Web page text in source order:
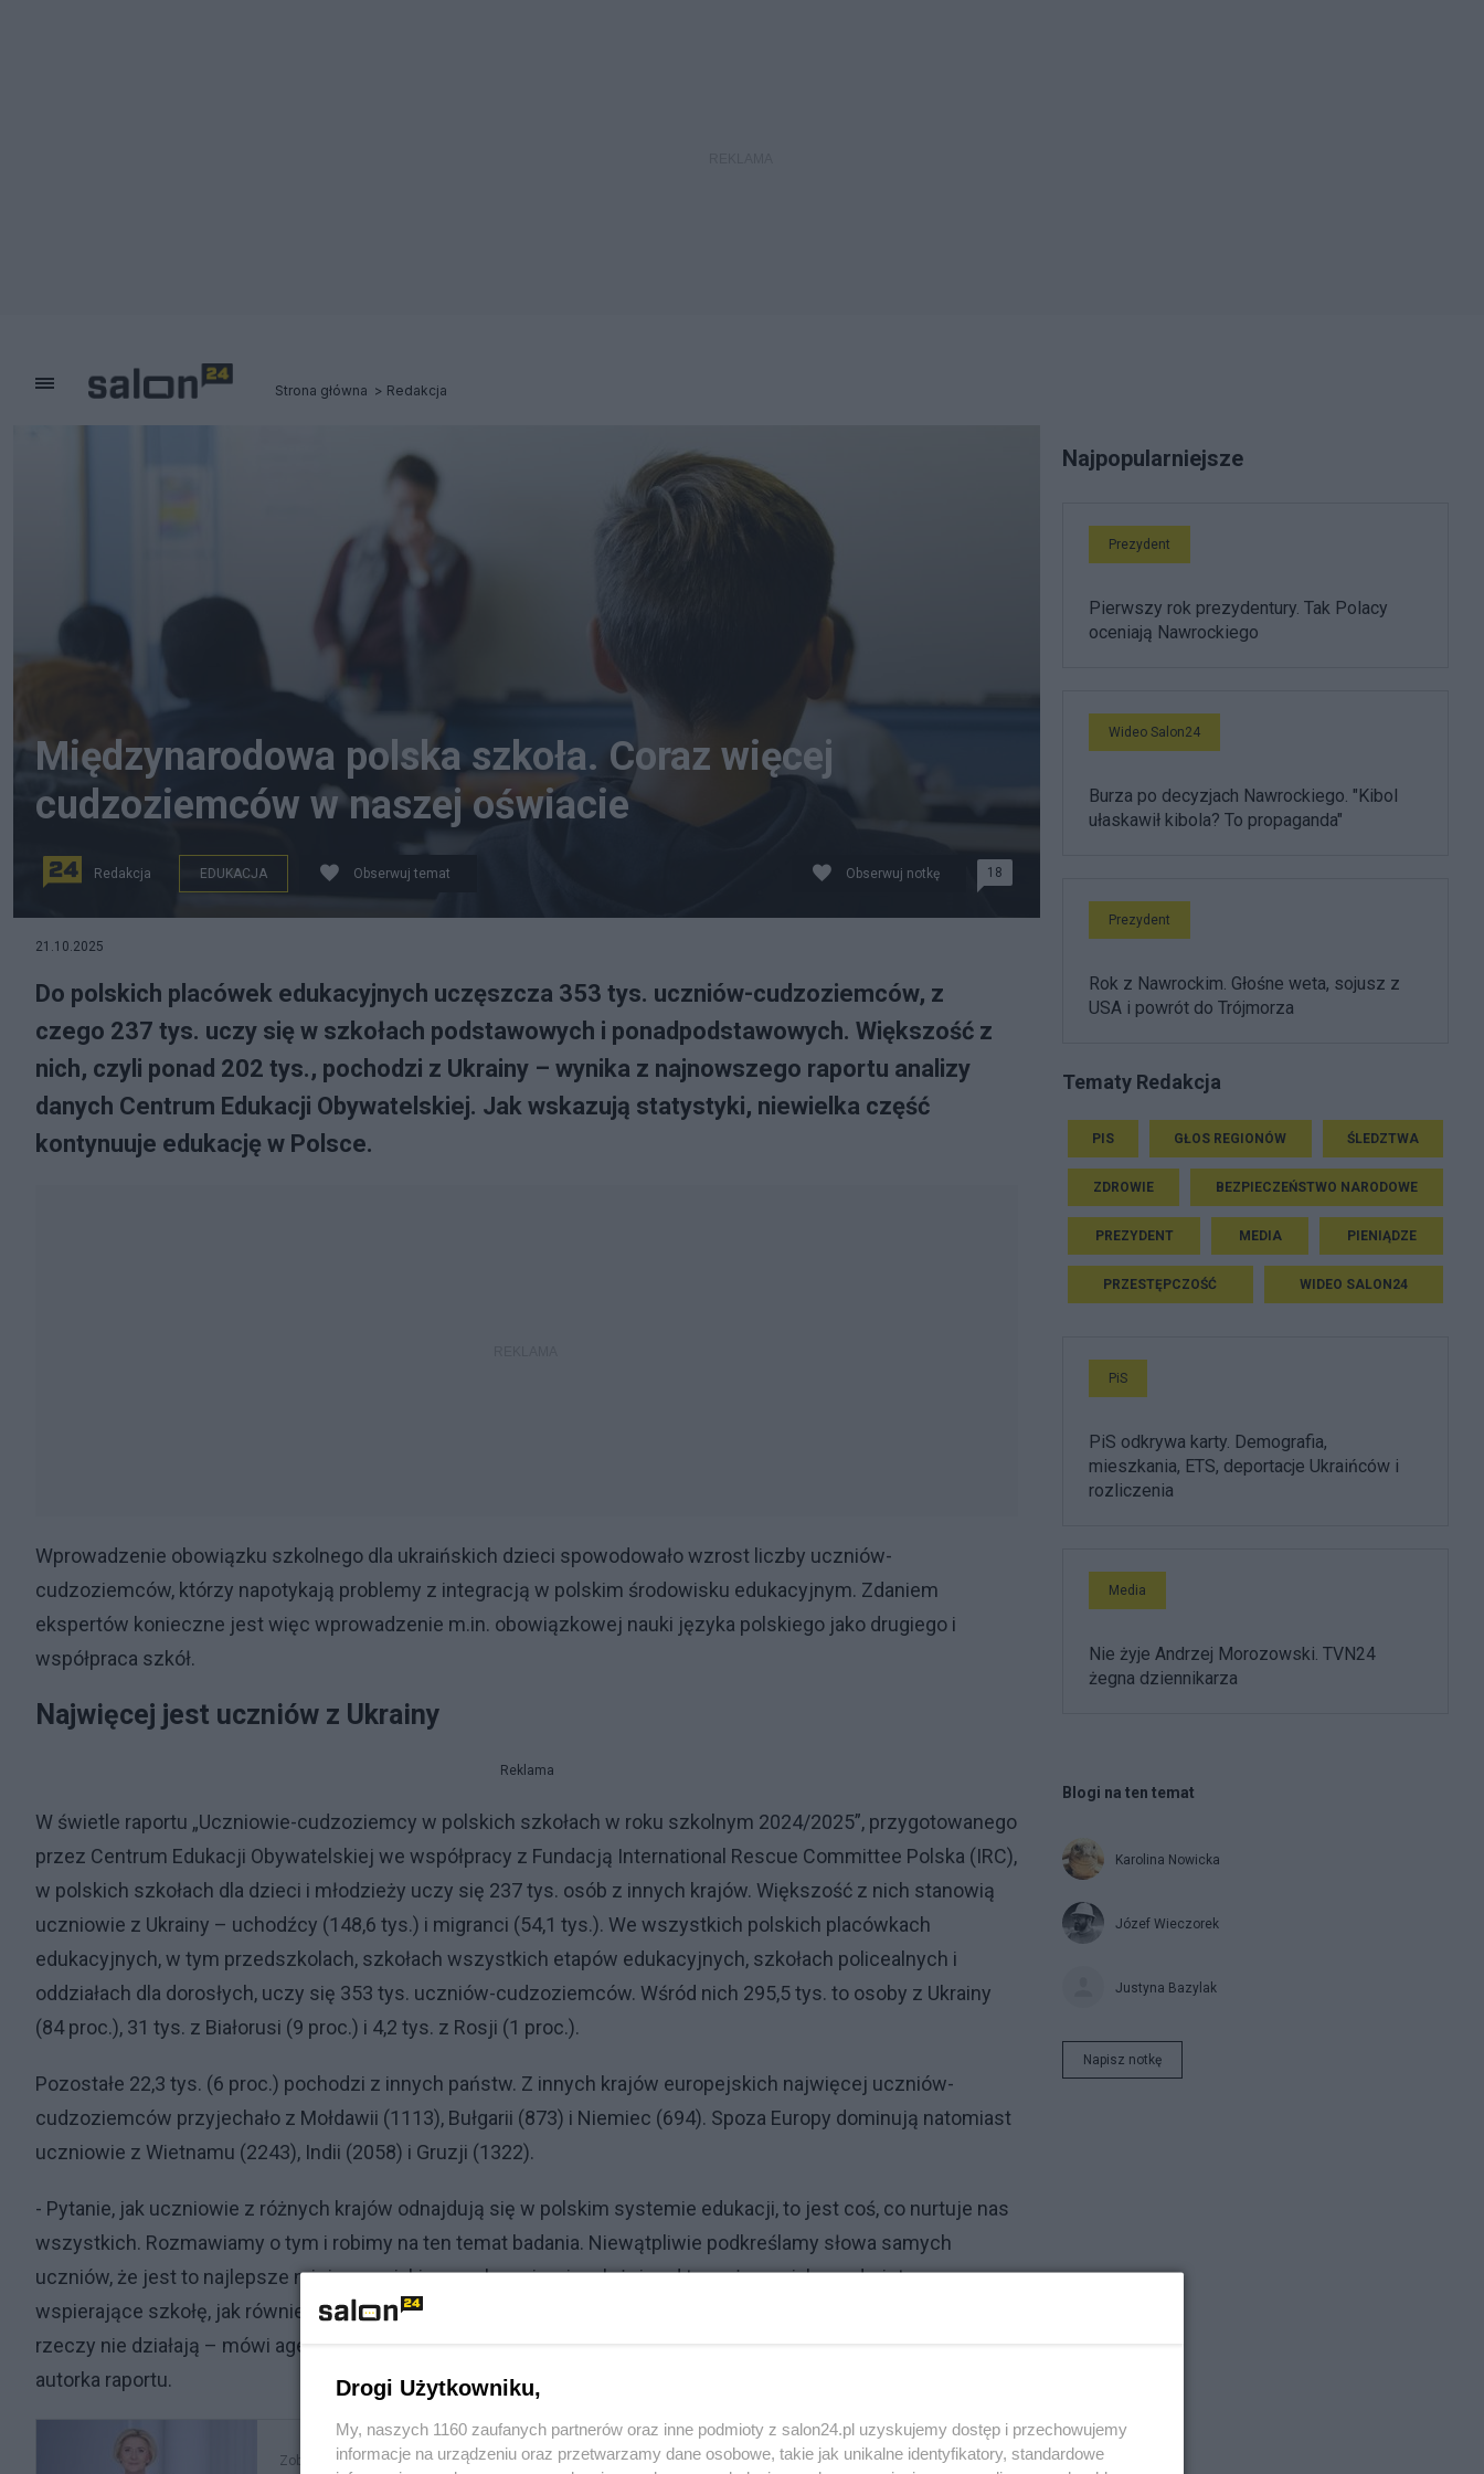
Strona główna Redakcja
Międzynarodowa polska szkoła. Coraz więcej
cudzoziemców w naszej oświacie
Redakcja EDUKACJA Obserwuj temat Obserwuj notkę 18
21.10.2025
Do polskich placówek edukacyjnych uczęszcza 353 tys. uczniów-cudzoziemców, z
czego 237 tys. uczy się w szkołach podstawowych i ponadpodstawowych. Większość z
nich, czyli ponad 202 tys., pochodzi z Ukrainy – wynika z najnowszego raportu analizy
danych Centrum Edukacji Obywatelskiej. Jak wskazują statystyki, niewielka część
kontynuuje edukację w Polsce.
Wprowadzenie obowiązku szkolnego dla ukraińskich dzieci spowodowało wzrost liczby uczniów-
cudzoziemców, którzy napotykają problemy z integracją w polskim środowisku edukacyjnym. Zdaniem
ekspertów konieczne jest więc wprowadzenie m.in. obowiązkowej nauki języka polskiego jako drugiego i
współpraca szkół.​
Najwięcej jest uczniów z Ukrainy
Reklama
W świetle raportu „Uczniowie-cudzoziemcy w polskich szkołach w roku szkolnym 2024/2025”, przygotowanego
przez Centrum Edukacji Obywatelskiej we współpracy z Fundacją International Rescue Committee Polska (IRC),
w polskich szkołach dla dzieci i młodzieży uczy się 237 tys. osób z innych krajów. Większość z nich stanowią
uczniowie z Ukrainy – uchodźcy (148,6 tys.) i migranci (54,1 tys.). We wszystkich polskich placówkach
edukacyjnych, w tym przedszkolach, szkołach wszystkich etapów edukacyjnych, szkołach policealnych i
oddziałach dla dorosłych, uczy się 353 tys. uczniów-cudzoziemców. Wśród nich 295,5 tys. to osoby z Ukrainy
(84 proc.), 31 tys. z Białorusi (9 proc.) i 4,2 tys. z Rosji (1 proc.).
Pozostałe 22,3 tys. (6 proc.) pochodzi z innych państw. Z innych krajów europejskich najwięcej uczniów-
cudzoziemców przyjechało z Mołdawii (1113), Bułgarii (873) i Niemiec (694). Spoza Europy dominują natomiast
uczniowie z Wietnamu (2243), Indii (2058) i Gruzji (1322).
- Pytanie, jak uczniowie z różnych krajów odnajdują się w polskim systemie edukacji, to jest coś, co nurtuje nas
wszystkich. Rozmawiamy o tym i robimy na ten temat badania. Niewątpliwie podkreślamy słowa samych
uczniów, że jest to najlepsze miejsce, w jakim przebywają, niezależnie od tego, że my jako podmioty
wspierające szkołę, jak również ministerstwo, mierzymy się z różnymi wyzwaniami i problemami. Pewne
rzeczy nie działają – mówi agencji Newseria Elżbieta Świdrowska, badaczka i ekspertka integracji edukacyjnej,
autorka raportu.
Zobacz także
Najpopularniejsze
Prezydent
Pierwszy rok prezydentury. Tak Polacy
oceniają Nawrockiego
Wideo Salon24
Burza po decyzjach Nawrockiego. "Kibol
ułaskawił kibola? To propaganda"
Prezydent
Rok z Nawrockim. Głośne weta, sojusz z
USA i powrót do Trójmorza
Tematy Redakcja
PIS GŁOS REGIONÓW ŚLEDZTWA
ZDROWIE BEZPIECZEŃSTWO NARODOWE
PREZYDENT MEDIA PIENIĄDZE
PRZESTĘPCZOŚĆ WIDEO SALON24
PiS
PiS odkrywa karty. Demografia,
mieszkania, ETS, deportacje Ukraińców i
rozliczenia
Media
Nie żyje Andrzej Morozowski. TVN24
żegna dziennikarza
Blogi na ten temat
Karolina Nowicka
Józef Wieczorek
Justyna Bazylak
Napisz notkę
Drogi Użytkowniku,
My, naszych 1160 zaufanych partnerów oraz inne podmioty z salon24.pl uzyskujemy dostęp i przechowujemy
informacje na urządzeniu oraz przetwarzamy dane osobowe, takie jak unikalne identyfikatory, standardowe